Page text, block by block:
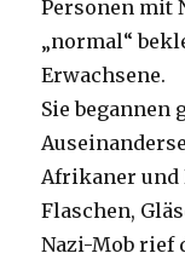
Personen mit
„normal“
Erwachsene.
Sie begannen
Afrikaner und
Flaschen,
Nazi-Mob rief